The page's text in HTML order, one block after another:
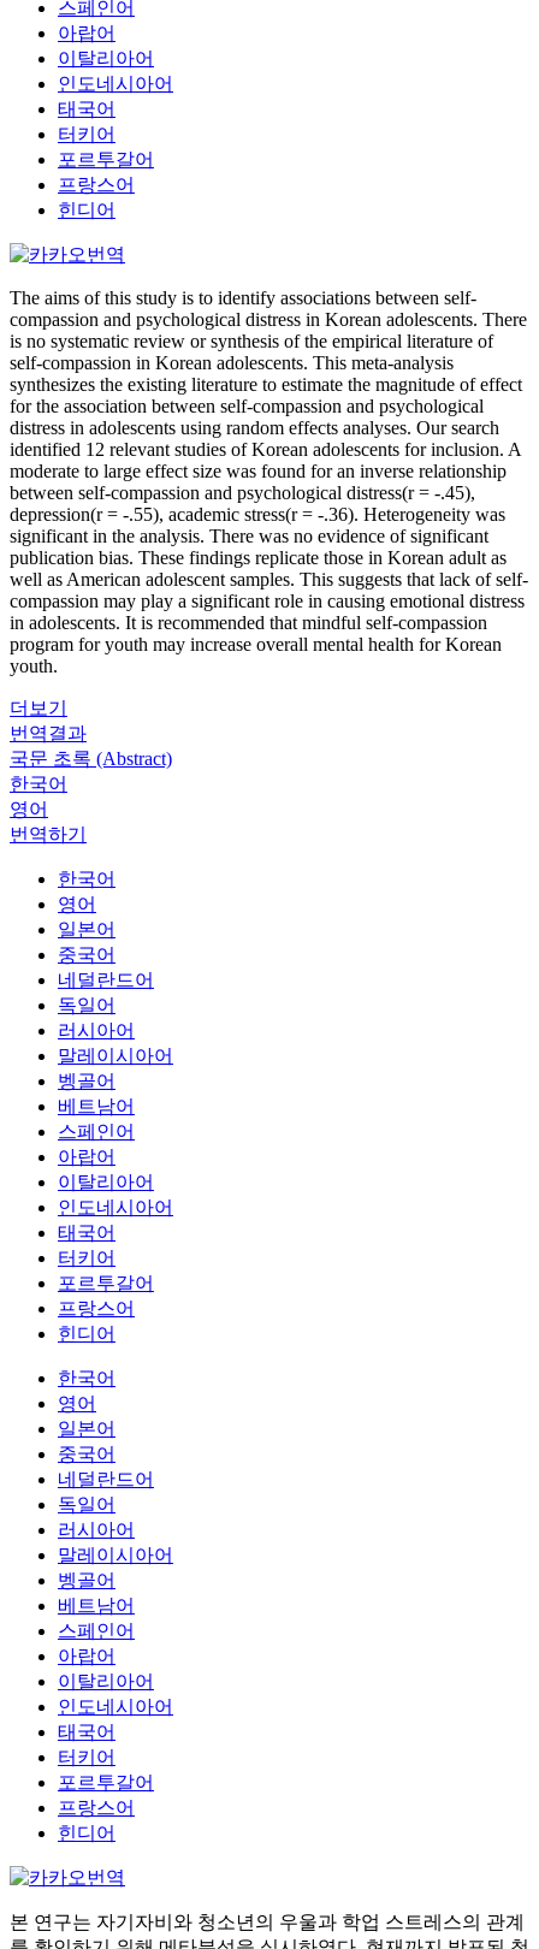
스페인어
아랍어
이탈리아어
인도네시아어
태국어
터키어
포르투갈어
프랑스어
힌디어
The aims of this study is to identify associations between self-
compassion and psychological distress in Korean adolescents. There
is no systematic review or synthesis of the empirical literature of
self-compassion in Korean adolescents. This meta-analysis
synthesizes the existing literature to estimate the magnitude of effect
for the association between self-compassion and psychological
distress in adolescents using random effects analyses. Our search
identified 12 relevant studies of Korean adolescents for inclusion. A
moderate to large effect size was found for an inverse relationship
between self-compassion and psychological distress(r = -.45),
depression(r = -.55), academic stress(r = -.36). Heterogeneity was
significant in the analysis. There was no evidence of significant
publication bias. These findings replicate those in Korean adult as
well as American adolescent samples. This suggests that lack of self-
compassion may play a significant role in causing emotional distress
in adolescents. It is recommended that mindful self-compassion
program for youth may increase overall mental health for Korean
youth.
더보기
번역결과
국문 초록 (Abstract)
한국어
영어
번역하기
한국어
영어
일본어
중국어
네덜란드어
독일어
러시아어
말레이시아어
벵골어
베트남어
스페인어
아랍어
이탈리아어
인도네시아어
태국어
터키어
포르투갈어
프랑스어
힌디어
한국어
영어
일본어
중국어
네덜란드어
독일어
러시아어
말레이시아어
벵골어
베트남어
스페인어
아랍어
이탈리아어
인도네시아어
태국어
터키어
포르투갈어
프랑스어
힌디어
본 연구는 자기자비와 청소년의 우울과 학업 스트레스의 관계